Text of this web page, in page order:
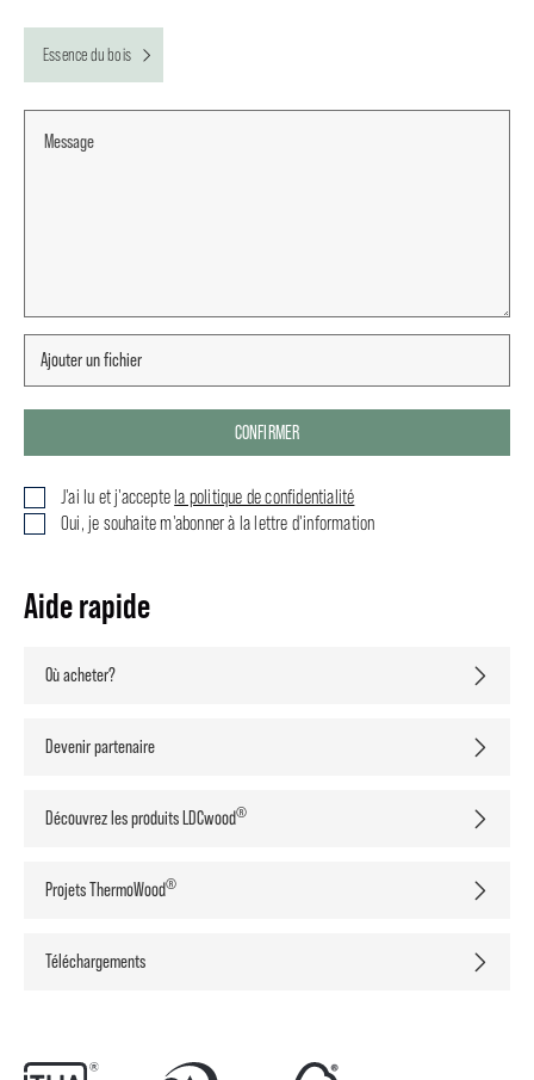
Essence du bois
CONFIRMER
J'ai lu et j'accepte la politique de confidentialité
Oui, je souhaite m'abonner à la lettre d'information
Aide rapide
Où acheter?
Devenir partenaire
Découvrez les produits LDCwood®
Projets ThermoWood®
Téléchargements